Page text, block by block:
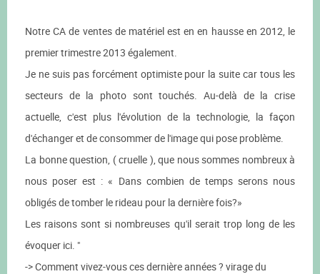
Notre CA de ventes de matériel est en en hausse en 2012, le
premier trimestre 2013 également.
Je ne suis pas forcément optimiste pour la suite car tous les
secteurs de la photo sont touchés. Au-delà de la crise
actuelle, c'est plus l'évolution de la technologie, la façon
d'échanger et de consommer de l'image qui pose problème.
La bonne question, ( cruelle ), que nous sommes nombreux à
nous poser est : « Dans combien de temps serons nous
obligés de tomber le rideau pour la dernière fois?»
Les raisons sont si nombreuses qu'il serait trop long de les
évoquer ici. "
-> Comment vivez-vous ces dernière années ? virage du